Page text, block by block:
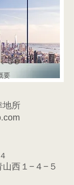
Us
要
所
西１−４−５